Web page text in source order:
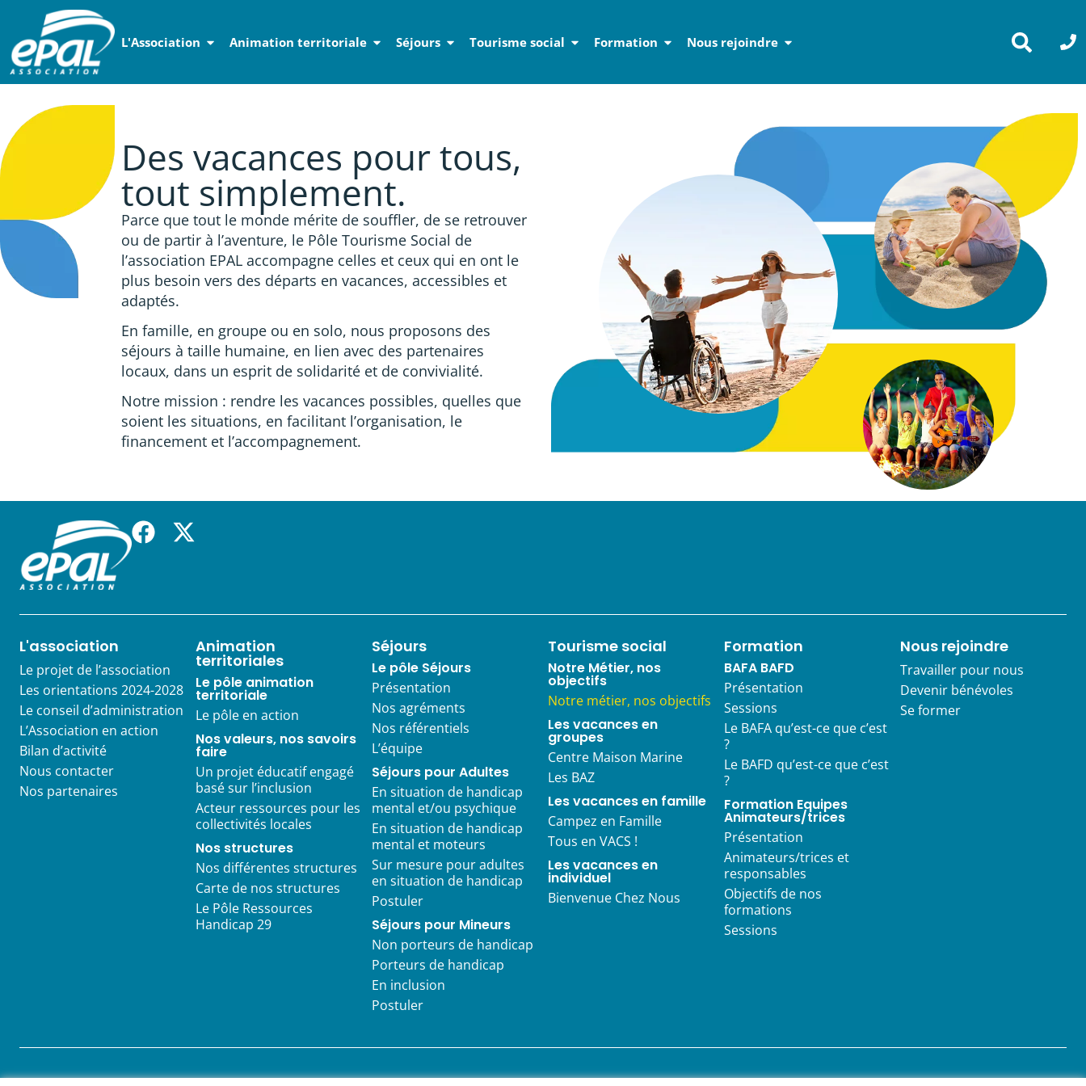
Accéder au contenu Accéder au pied de page
L'Association Animation territoriale Séjours Tourisme social Formation Nous rejoindre
Des vacances pour tous,
tout simplement.
Parce que tout le monde mérite de souffler, de se retrouver
ou de partir à l’aventure, le Pôle Tourisme Social de
l’association EPAL accompagne celles et ceux qui en ont le
plus besoin vers des départs en vacances, accessibles et
adaptés.
En famille, en groupe ou en solo, nous proposons des
séjours à taille humaine, en lien avec des partenaires
locaux, dans un esprit de solidarité et de convivialité.
Notre mission : rendre les vacances possibles, quelles que
soient les situations, en facilitant l’organisation, le
financement et l’accompagnement.
L'association
Le projet de l’association
Les orientations 2024-2028
Le conseil d’administration
L’Association en action
Bilan d’activité
Nous contacter
Nos partenaires
Animation
territoriales
Le pôle animation
territoriale
Le pôle en action
Nos valeurs, nos savoirs
faire
Un projet éducatif engagé
basé sur l’inclusion
Acteur ressources pour les
collectivités locales
Nos structures
Nos différentes structures
Carte de nos structures
Le Pôle Ressources
Handicap 29
Séjours
Le pôle Séjours
Présentation
Nos agréments
Nos référentiels
L’équipe
Séjours pour Adultes
En situation de handicap
mental et/ou psychique
En situation de handicap
mental et moteurs
Sur mesure pour adultes
en situation de handicap
Postuler
Séjours pour Mineurs
Non porteurs de handicap
Porteurs de handicap
En inclusion
Postuler
Tourisme social
Notre Métier, nos
objectifs
Notre métier, nos objectifs
Les vacances en
groupes
Centre Maison Marine
Les BAZ
Les vacances en famille
Campez en Famille
Tous en VACS !
Les vacances en
individuel
Bienvenue Chez Nous
Formation
BAFA BAFD
Présentation
Sessions
Le BAFA qu’est-ce que c’est
?
Le BAFD qu’est-ce que c’est
?
Formation Equipes
Animateurs/trices
Présentation
Animateurs/trices et
responsables
Objectifs de nos
formations
Sessions
Nous rejoindre
Travailler pour nous
Devenir bénévoles
Se former
Panneau de gestion des cookies